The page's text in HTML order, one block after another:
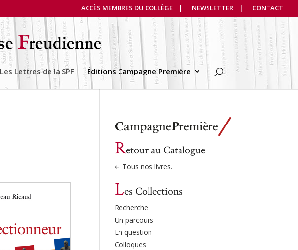
ACCÈS MEMBRES DU COLLÈGE NEWSLETTER CONTACT
Les Lettres de la SPF Éditions Campagne Première
Retour au Catalogue
↵ Tous nos livres.
Les Collections
Recherche
Un parcours
En question
Colloques